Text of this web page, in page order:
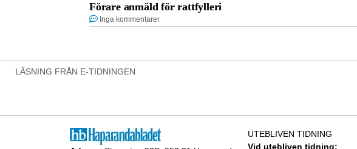
Förare anmäld för rattfylleri
Inga kommentarer
LÄSNING FRÅN E-TIDNINGEN
UTEBLIVEN TIDNING
Vid utebliven tidning: